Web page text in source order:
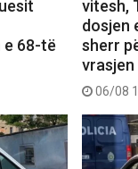
e 68-të
vitesh,
dosjen
sherr
vrasjen
06/08